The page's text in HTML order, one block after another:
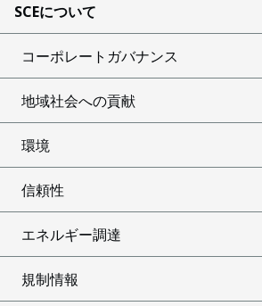
SCEについて
コーポレートガバナンス
地域社会への貢献
環境
信頼性
エネルギー調達
規制情報